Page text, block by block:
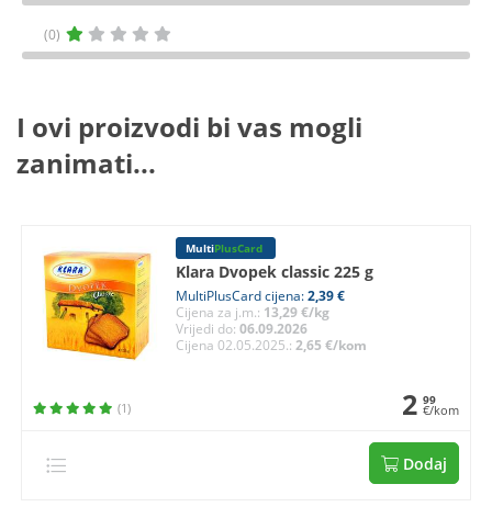
(0)
I ovi proizvodi bi vas mogli
zanimati...
MultiPlusCard
Klara Dvopek classic 225 g
MultiPlusCard cijena:2,39 €
Cijena za j.m.: 13,29 €/kg
Vrijedi do:06.09.2026
Cijena 02.05.2025.:2,65 €/kom
(1) 2 99
€/kom
Dodaj